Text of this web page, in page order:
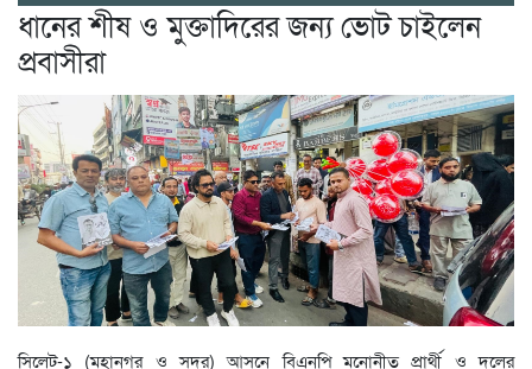
ধানের শীষ ও মুক্তাদিরের জন্য ভোট চাইলেন
প্রবাসীরা
সিলেট-১ (মহানগর ও সদর) আসনে বিএনপি মনোনীত প্রার্থী ও দলের